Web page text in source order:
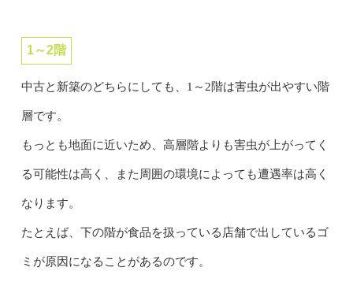
1～2階
中古と新築のどちらにしても、1～2階は害虫が出やすい階
層です。
もっとも地面に近いため、高層階よりも害虫が上がってく
る可能性は高く、また周囲の環境によっても遭遇率は高く
なります。
たとえば、下の階が食品を扱っている店舗で出しているゴ
ミが原因になることがあるのです。